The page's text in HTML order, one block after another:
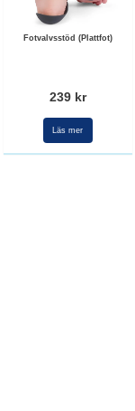
Fotvalvsstöd (Plattfot)
239 kr
Läs mer